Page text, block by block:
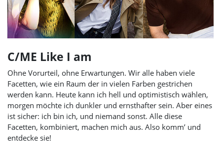
C/ME Like I am
Ohne Vorurteil, ohne Erwartungen. Wir alle haben viele
Facetten, wie ein Raum der in vielen Farben gestrichen
werden kann. Heute kann ich hell und optimistisch wählen,
morgen möchte ich dunkler und ernsthafter sein. Aber eines
ist sicher: ich bin ich, und niemand sonst. Alle diese
Facetten, kombiniert, machen mich aus. Also komm’ und
entdecke sie!